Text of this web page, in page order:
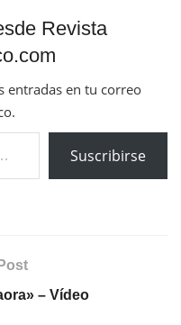
Revista
entradas en tu correo
Suscribirse
– Vídeo